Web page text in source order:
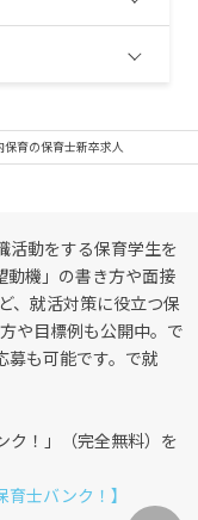
保育の保育士新卒求人
活動をする保育学生を
動機」の書き方や面接
、就活対策に役立つ保
や目標例も公開中。で
募も可能です。で就
ク！」（完全無料）を
士バンク！】